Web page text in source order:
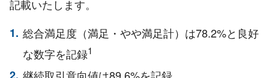
記載いたします。
総合満足度（満足・やや満足計）は78.2%と良好
な数字を記録1